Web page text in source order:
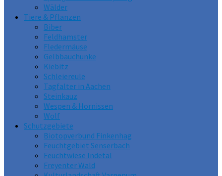
Wälder
Tiere & Pflanzen
Biber
Feldhamster
Fledermäuse
Gelbbauchunke
Kiebitz
Schleiereule
Tagfalter in Aachen
Steinkauz
Wespen & Hornissen
Wolf
Schutzgebiete
Biotopverbund Finkenhag
Feuchtgebiet Senserbach
Feuchtwiese Indetal
Freyenter Wald